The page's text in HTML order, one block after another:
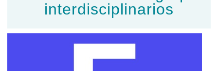
interdisciplinarios